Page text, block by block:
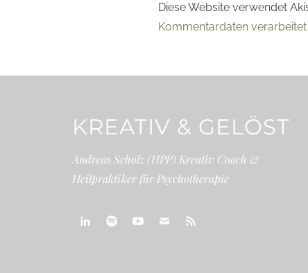
Diese Website verwendet
Kommentardaten
KREATIV & GELÖST
Andreas Scholz (HPP) Kreativ Coach &
Heilpraktiker für Psychotherapie